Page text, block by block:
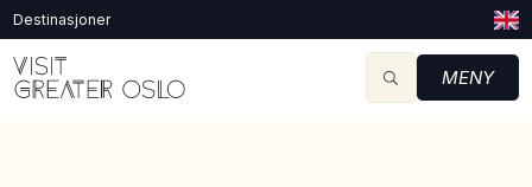
Destinasjoner
MENY